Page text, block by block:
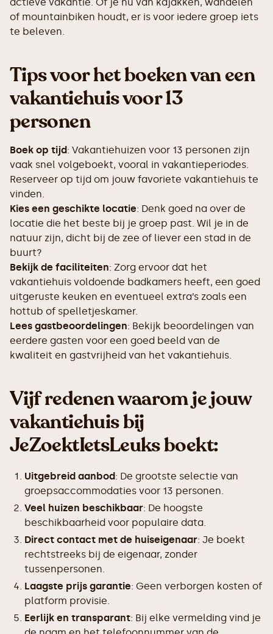
of mountainbiken houdt, er is voor iedere groep iets
te beleven.
Tips voor het boeken van een
vakantiehuis voor 13
personen
Boek op tijd: Vakantiehuizen voor 13 personen zijn
vaak snel volgeboekt, vooral in vakantieperiodes.
Reserveer op tijd om jouw favoriete vakantiehuis te
vinden.
Kies een geschikte locatie: Denk goed na over de
locatie die het beste bij je groep past. Wil je in de
natuur zijn, dicht bij de zee of liever een stad in de
buurt?
Bekijk de faciliteiten: Zorg ervoor dat het
vakantiehuis voldoende badkamers heeft, een goed
uitgeruste keuken en eventueel extra’s zoals een
hottub of spelletjeskamer.
Lees gastbeoordelingen: Bekijk beoordelingen van
eerdere gasten voor een goed beeld van de
kwaliteit en gastvrijheid van het vakantiehuis.
Vijf redenen waarom je jouw
vakantiehuis bij
JeZoektIetsLeuks boekt:
Uitgebreid aanbod: De grootste selectie van
groepsaccommodaties voor 13 personen.
Veel huizen beschikbaar: De hoogste
beschikbaarheid voor populaire data.
Direct contact met de huiseigenaar: Je boekt
rechtstreeks bij de eigenaar, zonder
tussenpersonen.
Laagste prijs garantie: Geen verborgen kosten of
platform provisie.
Eerlijk en transparant: Bij elke vermelding vind je